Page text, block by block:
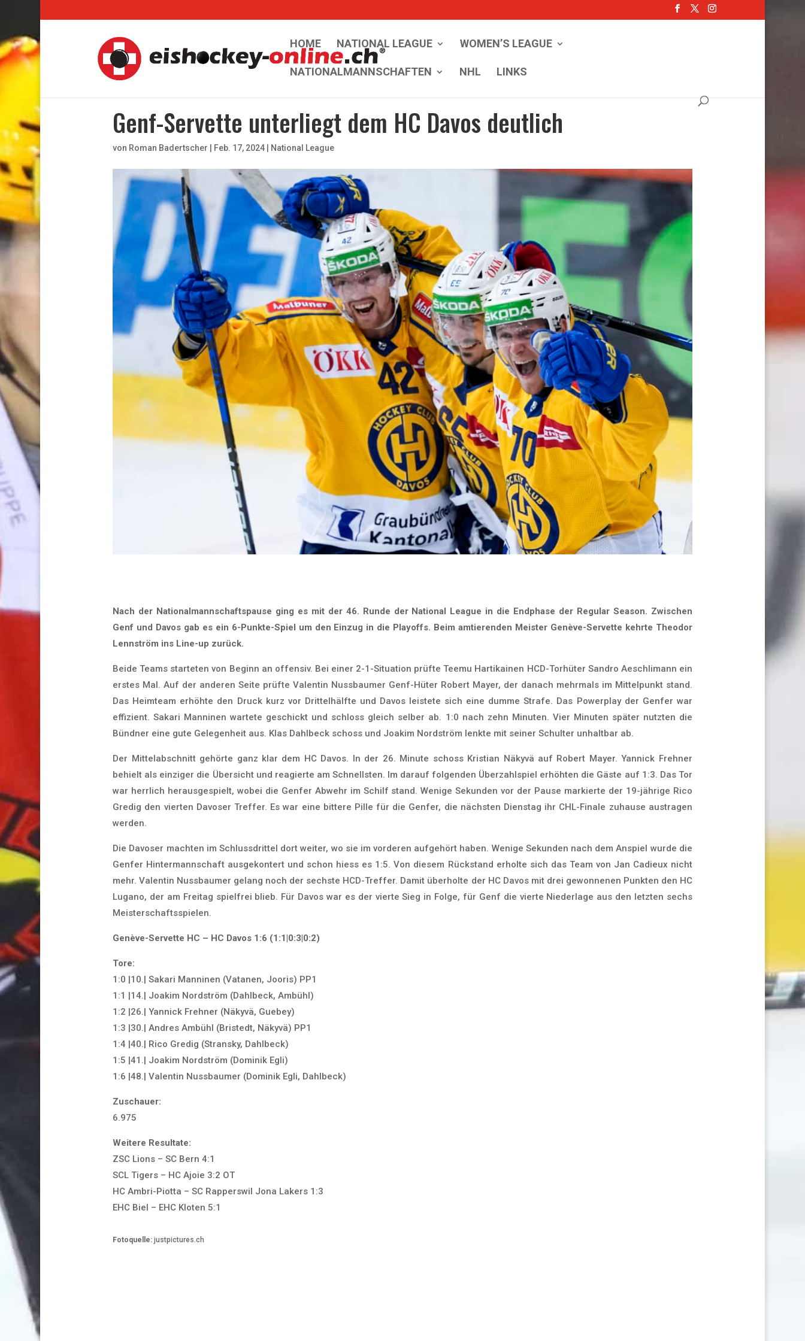
HOME NATIONAL LEAGUE WOMEN’S LEAGUE
NATIONALMANNSCHAFTEN NHL LINKS
Genf-Servette unterliegt dem HC Davos deutlich
von Roman Badertscher | Feb. 17, 2024 | National League
Nach der Nationalmannschaftspause ging es mitder 46. Runde der National League in die Endphase der Regular Season. Zwischen
Genf und Davos gab es ein 6-Punkte-Spiel um den Einzug in die Playoffs. Beim amtierenden Meister Genève-Servette kehrte Theodor
Lennström ins Line-up zurück.
Beide Teams starteten von Beginn an offensiv. Bei einer 2-1-Situation prüfte Teemu Hartikainen HCD-Torhüter Sandro Aeschlimann ein
erstes Mal. Auf der anderen Seite prüfte Valentin Nussbaumer Genf-Hüter Robert Mayer, der danach mehrmals im Mittelpunkt stand.
Das Heimteam erhöhte den Druck kurz vor Drittelhälfte und Davos leistete sich eine dumme Strafe. Das Powerplay der Genfer war
effizient. Sakari Manninen wartete geschickt und schloss gleich selber ab. 1:0 nach zehn Minuten. Vier Minuten später nutzten die
Bündner eine gute Gelegenheit aus. Klas Dahlbeck schoss und Joakim Nordström lenkte mit seiner Schulter unhaltbar ab.
Der Mittelabschnitt gehörte ganz klar dem HC Davos. In der 26. Minute schoss Kristian Näkyvä auf Robert Mayer. Yannick Frehner
behielt als einziger die Übersicht und reagierte am Schnellsten. Im darauf folgenden Überzahlspiel erhöhten die Gäste auf 1:3. Das Tor
war herrlich herausgespielt, wobei die Genfer Abwehr im Schilf stand. Wenige Sekunden vor der Pause markierte der 19-jährige Rico
Gredig den vierten Davoser Treffer. Es war eine bittere Pille für die Genfer, die nächsten Dienstag ihr CHL-Finale zuhause austragen
werden.
Die Davoser machten im Schlussdrittel dort weiter, wo sie im vorderen aufgehört haben. Wenige Sekunden nach dem Anspiel wurde die
Genfer Hintermannschaft ausgekontert und schon hiess es 1:5. Von diesem Rückstand erholte sich das Team von Jan Cadieux nicht
mehr. Valentin Nussbaumer gelang noch der sechste HCD-Treffer. Damit überholte der HC Davos mit drei gewonnenen Punkten den HC
Lugano, der am Freitag spielfrei blieb. Für Davos war es der vierte Sieg in Folge, für Genf die vierte Niederlage aus den letzten sechs
Meisterschaftsspielen.
Genève-Servette HC – HC Davos 1:6 (1:1|0:3|0:2)
Tore:
1:0 |10.| Sakari Manninen (Vatanen, Jooris) PP1
1:1 |14.| Joakim Nordström (Dahlbeck, Ambühl)
1:2 |26.| Yannick Frehner (Näkyvä, Guebey)
1:3 |30.| Andres Ambühl (Bristedt, Näkyvä) PP1
1:4 |40.| Rico Gredig (Stransky, Dahlbeck)
1:5 |41.| Joakim Nordström (Dominik Egli)
1:6 |48.| Valentin Nussbaumer (Dominik Egli, Dahlbeck)
Zuschauer:
6.975
Weitere Resultate:
ZSC Lions – SC Bern 4:1
SCL Tigers – HC Ajoie 3:2 OT
HC Ambri-Piotta – SC Rapperswil Jona Lakers 1:3
EHC Biel – EHC Kloten 5:1
Fotoquelle: justpictures.ch